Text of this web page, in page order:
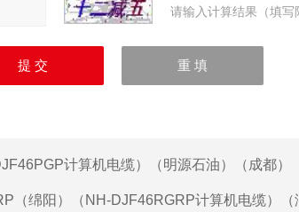
请输入计算结果（填
计算机电缆）（明源石油）（成都）
（绵阳）（NH-DJF46RGRP计算机电缆）（